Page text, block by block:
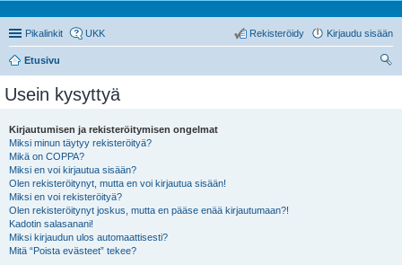
Pikalinkit UKK Kirjaudu sisään
Rekisteröidy
Etusivu
Usein kysyttyä
Kirjautumisen ja rekisteröitymisen ongelmat
Miksi minun täytyy rekisteröityä?
Mikä on COPPA?
Miksi en voi kirjautua sisään?
Olen rekisteröitynyt, mutta en voi kirjautua sisään!
Miksi en voi rekisteröityä?
Olen rekisteröitynyt joskus, mutta en pääse enää kirjautumaan?!
Kadotin salasanani!
Miksi kirjaudun ulos automaattisesti?
Mitä “Poista evästeet” tekee?